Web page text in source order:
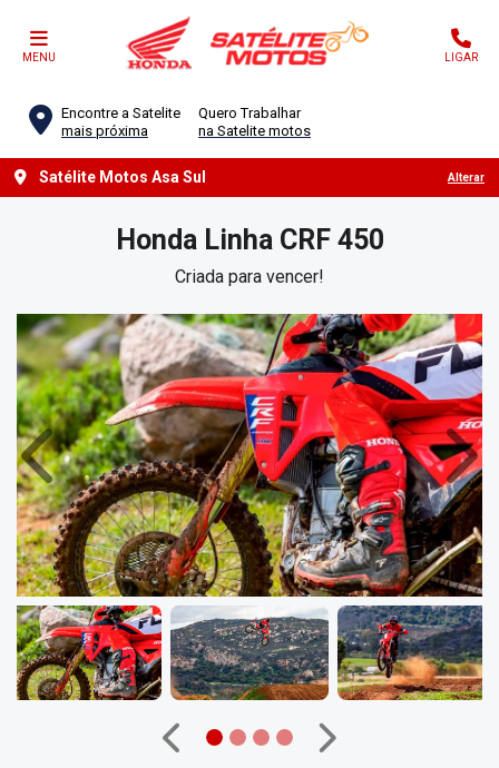
MENU LIGAR
Encontre a Satelite
mais próxima
Quero Trabalhar
na Satelite motos
Satélite Motos Asa Sul Alterar
HondaLinha CRF 450
Criada para vencer!
Anterior
Anterior Próximo